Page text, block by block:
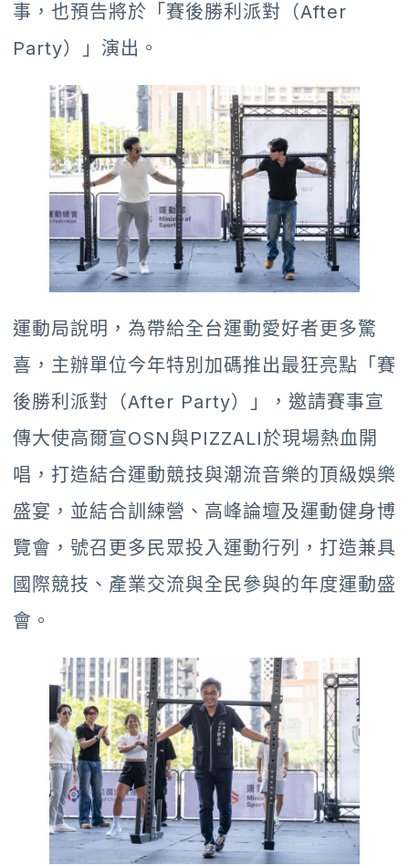
事，也預告將於「賽後勝利派對（After
Party）」演出。
運動局說明，為帶給全台運動愛好者更多驚
喜，主辦單位今年特別加碼推出最狂亮點「賽
後勝利派對（After Party）」，邀請賽事宣
傳大使高爾宣OSN與PIZZALI於現場熱血開
唱，打造結合運動競技與潮流音樂的頂級娛樂
盛宴，並結合訓練營、高峰論壇及運動健身博
覽會，號召更多民眾投入運動行列，打造兼具
國際競技、產業交流與全民參與的年度運動盛
會。